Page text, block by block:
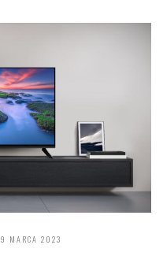
9 MARCA 2023